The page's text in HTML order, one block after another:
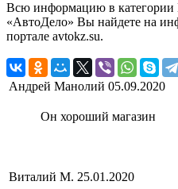
Всю информацию в категории
«АвтоДело» Вы найдете на
портале avtokz.su.
Андрей Манолий 05.09.2020
Он хороший магазин
Виталий М. 25.01.2020